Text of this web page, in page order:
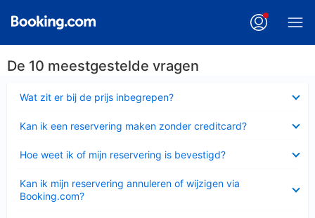
De 10 meestgestelde vragen
Wat zit er bij de prijs inbegrepen?
Kan ik een reservering maken zonder creditcard?
Hoe weet ik of mijn reservering is bevestigd?
Kan ik mijn reservering annuleren of wijzigen via
Booking.com?